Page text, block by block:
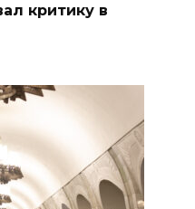
критику в